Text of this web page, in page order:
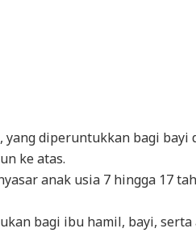
, yang diperuntukkan bagi bayi
ke atas.
anak usia 7 hingga 17
bagi ibu hamil, bayi,